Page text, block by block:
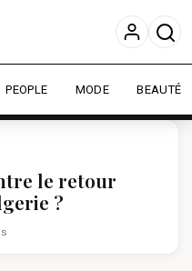
améliorer votre
En savoir plus
Personnaliser
PEOPLE MODE BEAUTÉ
le retour
?